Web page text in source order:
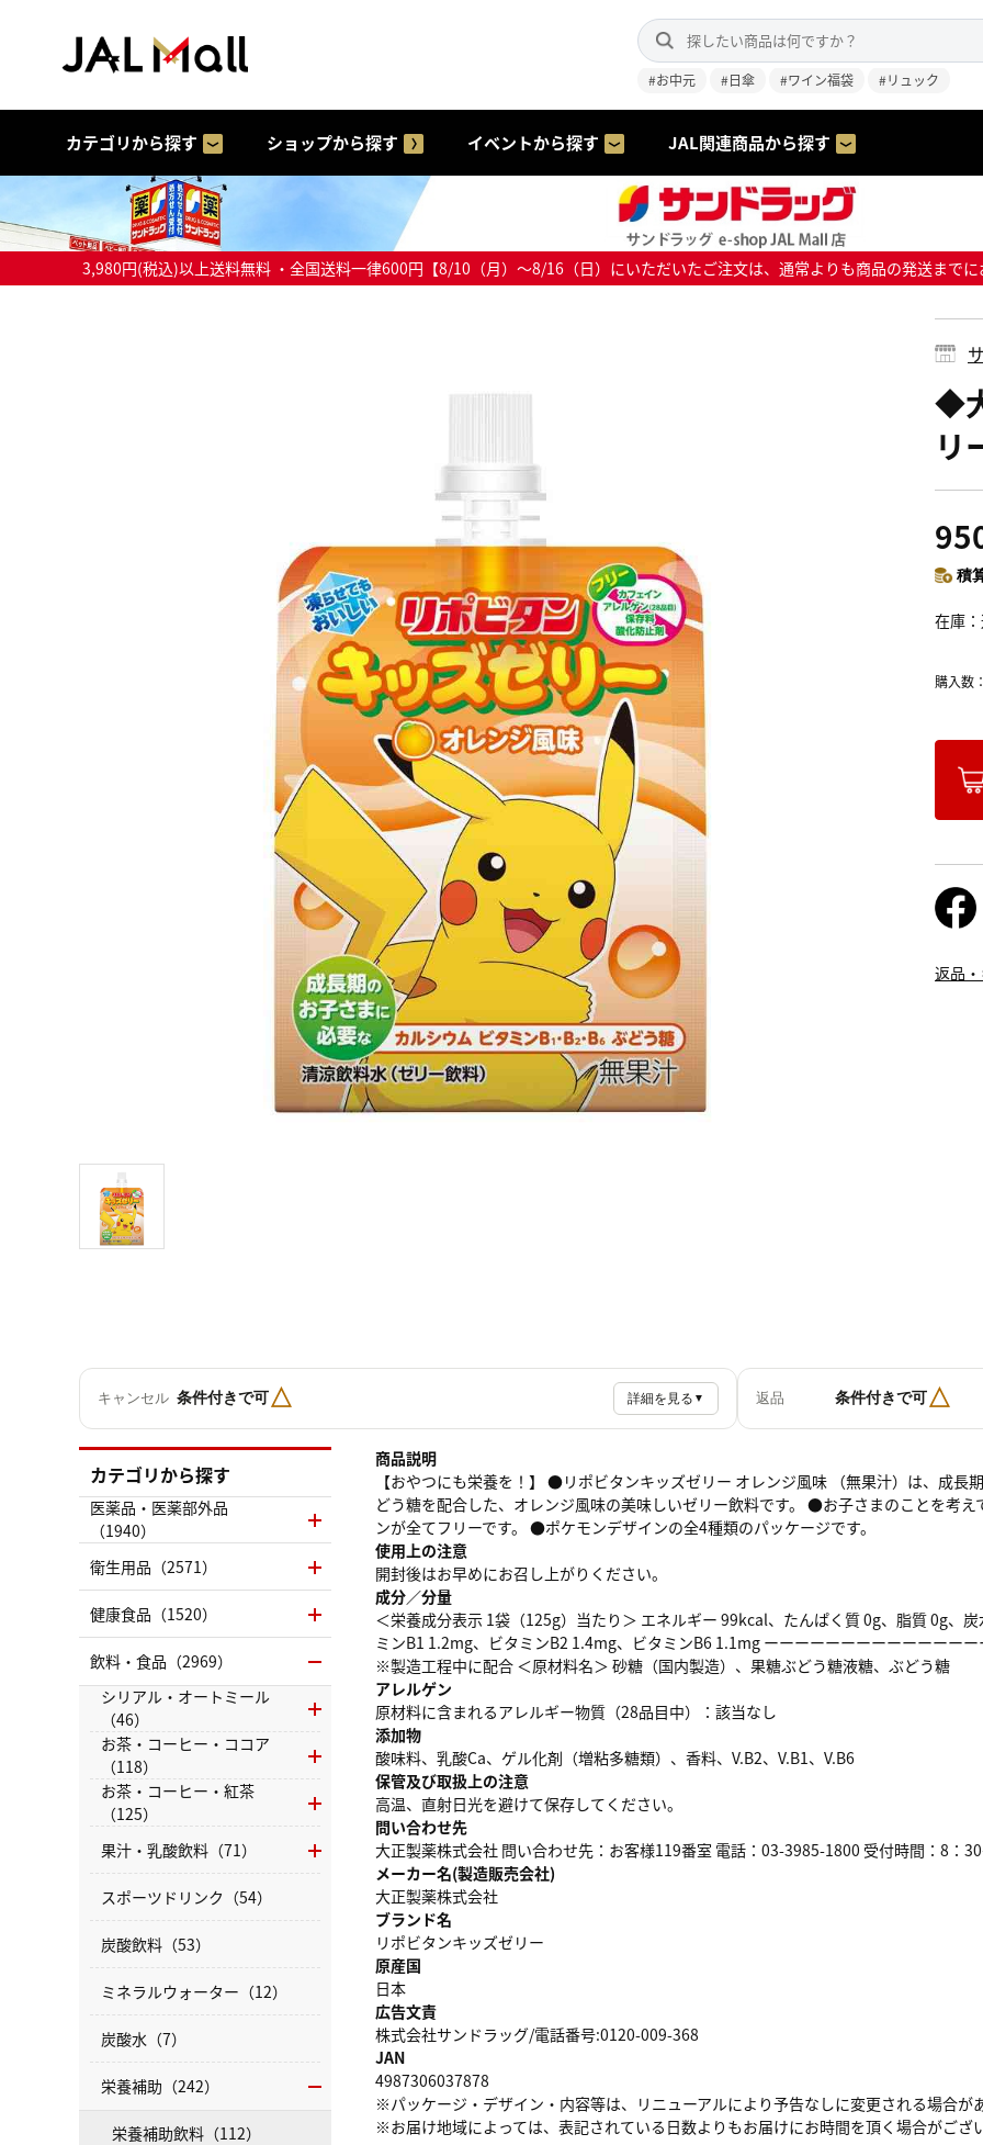
#お中元 #日傘 #ワイン福袋 #リュック
カテゴリから探す ショップから探す イベントから探す JAL関連商品から探す
3,980円(税込)以上送料無料 ・全国送料一律600円【8/10（月）～8/16（日）にいただいたご注文は、通常よりも商品の発送まで
◆
リ
積
在庫
購入数
返品
キャンセル 条件付きで可△ 詳細を見る ▼ 返品 条件付きで可△
商品説明
【おやつにも栄養を！】 ●リポビタンキッズゼリー オレンジ風味 （無果汁）は、成
どう糖を配合した、オレンジ風味の美味しいゼリー飲料です。 ●お子さまのことを考
ンが全てフリーです。 ●ポケモンデザインの全4種類のパッケージです。
使用上の注意
開封後はお早めにお召し上がりください。
成分／分量
＜栄養成分表示 1袋（125g）当たり＞ エネルギー 99kcal、たんぱく質 0g、脂質 0g、
ミンB1 1.2mg、ビタミンB2 1.4mg、ビタミンB6 1.1mg ーーーーーーーーーーーーー
※製造工程中に配合 ＜原材料名＞ 砂糖（国内製造）、果糖ぶどう糖液糖、ぶどう糖
アレルゲン
原材料に含まれるアレルギー物質（28品目中）：該当なし
添加物
酸味料、乳酸Ca、ゲル化剤（増粘多糖類）、香料、V.B2、V.B1、V.B6
保管及び取扱上の注意
高温、直射日光を避けて保存してください。
問い合わせ先
大正製薬株式会社 問い合わせ先：お客様119番室 電話：03-3985-1800 受付時間：8：
メーカー名(製造販売会社)
大正製薬株式会社
ブランド名
リポビタンキッズゼリー
原産国
日本
広告文責
株式会社サンドラッグ/電話番号:0120-009-368
JAN
4987306037878
※パッケージ・デザイン・内容等は、リニューアルにより予告なしに変更される場合が
※お届け地域によっては、表記されている日数よりもお届けにお時間を頂く場合がござ
カテゴリから探す
医薬品・医薬部外品
（1940）
衛生用品（2571）
健康食品（1520）
飲料・食品（2969）
シリアル・オートミール
（46）
お茶・コーヒー・ココア
（118）
お茶・コーヒー・紅茶
（125）
果汁・乳酸飲料（71）
スポーツドリンク（54）
炭酸飲料（53）
ミネラルウォーター（12）
炭酸水（7）
栄養補助（242）
栄養補助飲料（112）